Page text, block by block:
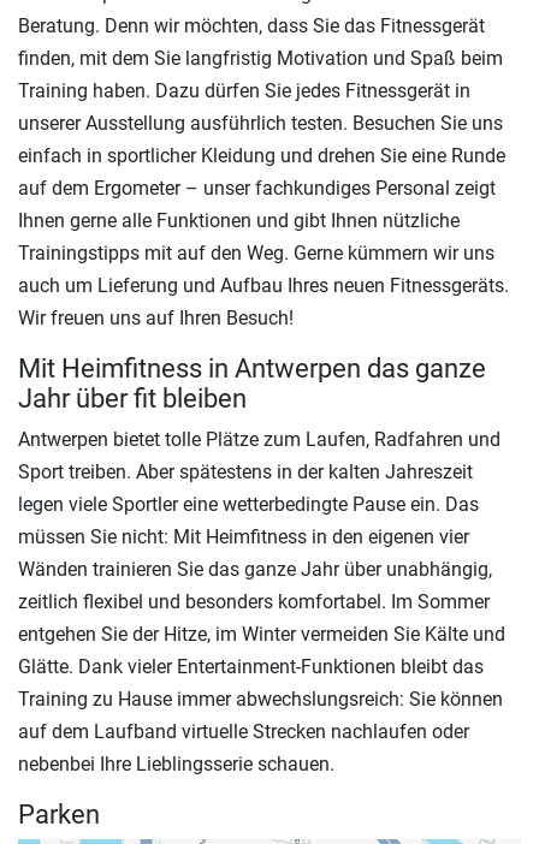
Beratung. Denn wir möchten, dass Sie das Fitnessgerät
finden, mit dem Sie langfristig Motivation und Spaß beim
Training haben. Dazu dürfen Sie jedes Fitnessgerät in
unserer Ausstellung ausführlich testen. Besuchen Sie uns
einfach in sportlicher Kleidung und drehen Sie eine Runde
auf dem Ergometer – unser fachkundiges Personal zeigt
Ihnen gerne alle Funktionen und gibt Ihnen nützliche
Trainingstipps mit auf den Weg. Gerne kümmern wir uns
auch um Lieferung und Aufbau Ihres neuen Fitnessgeräts.
Wir freuen uns auf Ihren Besuch!
Mit Heimfitness in Antwerpen das ganze
Jahr über fit bleiben
Antwerpen bietet tolle Plätze zum Laufen, Radfahren und
Sport treiben. Aber spätestens in der kalten Jahreszeit
legen viele Sportler eine wetterbedingte Pause ein. Das
müssen Sie nicht: Mit Heimfitness in den eigenen vier
Wänden trainieren Sie das ganze Jahr über unabhängig,
zeitlich flexibel und besonders komfortabel. Im Sommer
entgehen Sie der Hitze, im Winter vermeiden Sie Kälte und
Glätte. Dank vieler Entertainment-Funktionen bleibt das
Training zu Hause immer abwechslungsreich: Sie können
auf dem Laufband virtuelle Strecken nachlaufen oder
nebenbei Ihre Lieblingsserie schauen.
Parken